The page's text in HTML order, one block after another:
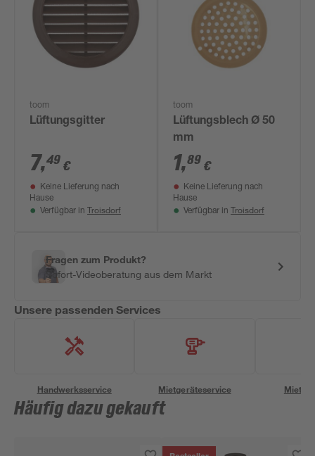
toom
Lüftungsgitter
7,49 €
Keine Lieferung nach
Hause
Verfügbar in Troisdorf
toom
Lüftungsblech Ø 50
mm
1,89 €
Keine Lieferung nach
Hause
Verfügbar in Troisdorf
Fragen zum Produkt?
Sofort-Videoberatung aus dem Markt
Unsere passenden Services
Handwerksservice Mietgeräteservice
Häufig dazu gekauft